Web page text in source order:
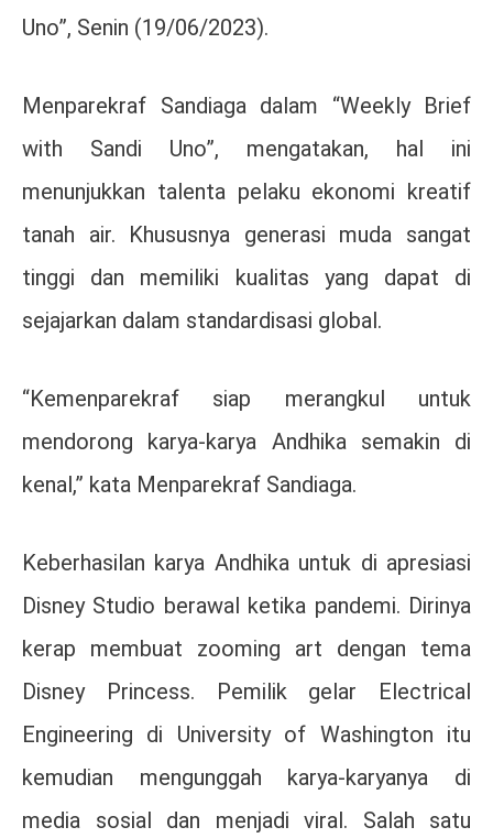
Uno”, Senin (19/06/2023).
Menparekraf Sandiaga dalam “Weekly Brief
with Sandi Uno”, mengatakan, hal ini
menunjukkan talenta pelaku ekonomi kreatif
tanah air. Khususnya generasi muda sangat
tinggi dan memiliki kualitas yang dapat di
sejajarkan dalam standardisasi global.
“Kemenparekraf siap merangkul untuk
mendorong karya-karya Andhika semakin di
kenal,” kata Menparekraf Sandiaga.
Keberhasilan karya Andhika untuk di apresiasi
Disney Studio berawal ketika pandemi. Dirinya
kerap membuat zooming art dengan tema
Disney Princess. Pemilik gelar Electrical
Engineering di University of Washington itu
kemudian mengunggah karya-karyanya di
media sosial dan menjadi viral. Salah satu